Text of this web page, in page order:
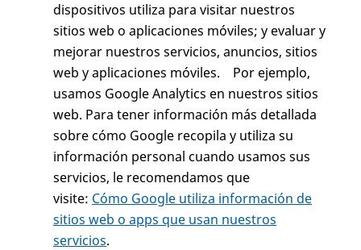
dispositivos utiliza para visitar nuestros
sitios web o aplicaciones móviles; y evaluar y
mejorar nuestros servicios, anuncios, sitios
web y aplicaciones móviles. Por ejemplo,
usamos Google Analytics en nuestros sitios
web. Para tener información más detallada
sobre cómo Google recopila y utiliza su
información personal cuando usamos sus
servicios, le recomendamos que
visite: Cómo Google utiliza información de
sitios web o apps que usan nuestros
servicios.